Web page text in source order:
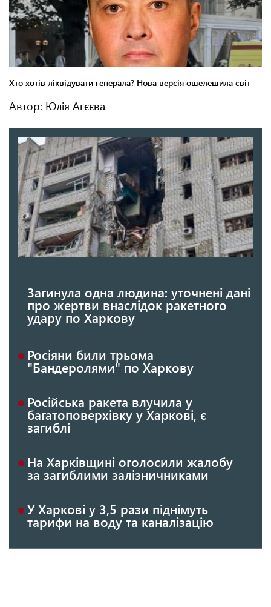
Автор: Юлія Агєєва
Загинула одна людина: уточнені дані
про жертви внаслідок ракетного
удару по Харкову
Росіяни били трьома
"Бандеролями" по Харкову
Російська ракета влучила у
багатоповерхівку у Харкові, є
загиблі
На Харківщині оголосили жалобу
за загиблими залізничниками
У Харкові у 3,5 рази піднімуть
тарифи на воду та каналізацію